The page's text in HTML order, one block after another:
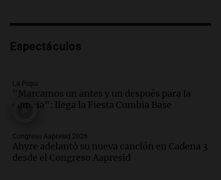
Audio.Lanzamiento del Tigo 7 CSH: el
al mercado argentino
Audio.
Mundial de Natación de Invierno con
récords y atletas de 20 países
Audio.Conductor imputado por
accidente fatal en San Luis dejó tres
Espectáculos
La Popu
"Marcamos un antes y un después para la
cumbia": llega la Fiesta Cumbia Base
Congreso Aapresid 2026
Ahyre adelantó su nueva canción en Cadena 3
desde el Congreso Aapresid